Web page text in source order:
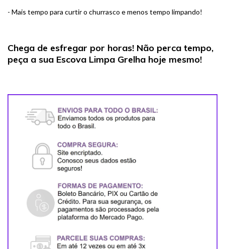
- Mais tempo para curtir o churrasco e menos tempo limpando!
Chega de esfregar por horas! Não perca tempo,
peça a sua Escova Limpa Grelha hoje mesmo!